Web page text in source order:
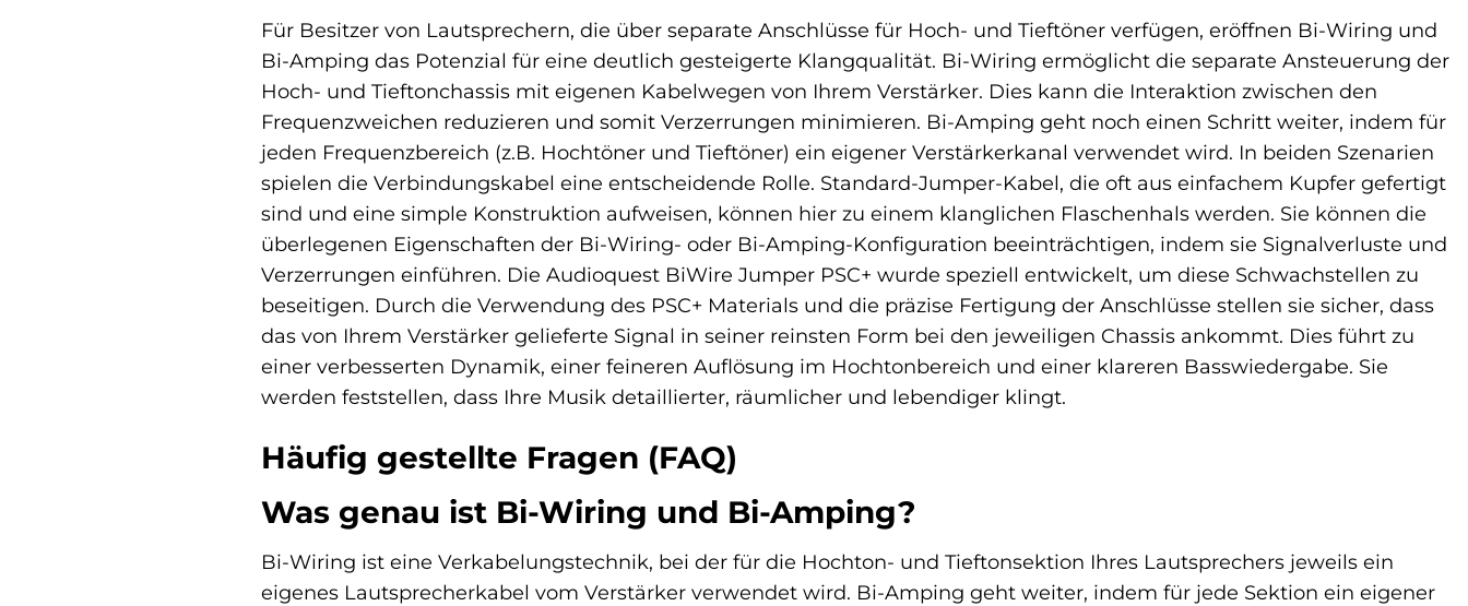
Für Besitzer von Lautsprechern, die über separate Anschlüsse für Hoch- und Tieftöner verfügen, eröffnen Bi-Wiring und
Bi-Amping das Potenzial für eine deutlich gesteigerte Klangqualität. Bi-Wiring ermöglicht die separate Ansteuerung der
Hoch- und Tieftonchassis mit eigenen Kabelwegen von Ihrem Verstärker. Dies kann die Interaktion zwischen den
Frequenzweichen reduzieren und somit Verzerrungen minimieren. Bi-Amping geht noch einen Schritt weiter, indem für
jeden Frequenzbereich (z.B. Hochtöner und Tieftöner) ein eigener Verstärkerkanal verwendet wird. In beiden Szenarien
spielen die Verbindungskabel eine entscheidende Rolle. Standard-Jumper-Kabel, die oft aus einfachem Kupfer gefertigt
sind und eine simple Konstruktion aufweisen, können hier zu einem klanglichen Flaschenhals werden. Sie können die
überlegenen Eigenschaften der Bi-Wiring- oder Bi-Amping-Konfiguration beeinträchtigen, indem sie Signalverluste und
Verzerrungen einführen. Die Audioquest BiWire Jumper PSC+ wurde speziell entwickelt, um diese Schwachstellen zu
beseitigen. Durch die Verwendung des PSC+ Materials und die präzise Fertigung der Anschlüsse stellen sie sicher, dass
das von Ihrem Verstärker gelieferte Signal in seiner reinsten Form bei den jeweiligen Chassis ankommt. Dies führt zu
einer verbesserten Dynamik, einer feineren Auflösung im Hochtonbereich und einer klareren Basswiedergabe. Sie
werden feststellen, dass Ihre Musik detaillierter, räumlicher und lebendiger klingt.
Häufig gestellte Fragen (FAQ)
Was genau ist Bi-Wiring und Bi-Amping?
Bi-Wiring ist eine Verkabelungstechnik, bei der für die Hochton- und Tieftonsektion Ihres Lautsprechers jeweils ein
eigenes Lautsprecherkabel vom Verstärker verwendet wird. Bi-Amping geht weiter, indem für jede Sektion ein eigener